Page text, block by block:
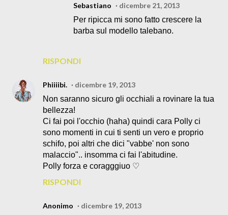
RISPONDI
Sebastiano
dicembre 21, 2013
Per ripicca mi sono fatto crescere la
barba sul modello talebano.
Phiiiibi.
dicembre 19, 2013
Non saranno sicuro gli occhiali a rovinare la tua
bellezza!
Ci fai poi l'occhio (haha) quindi cara Polly ci
sono momenti in cui ti senti un vero e proprio
schifo, poi altri che dici "vabbe' non sono
malaccio".. insomma ci fai l'abitudine.
Polly forza e coragggiuo ♡
RISPONDI
Anonimo
dicembre 19, 2013